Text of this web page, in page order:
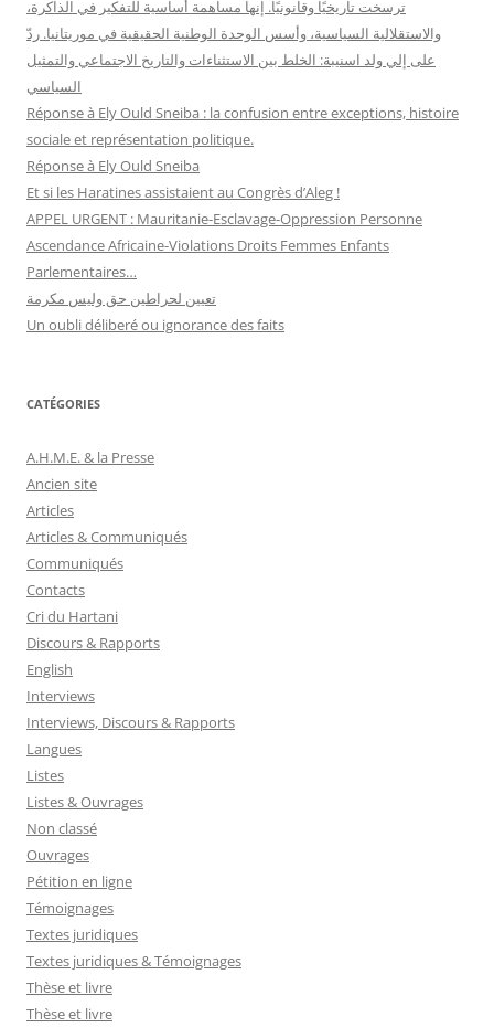
ترسخت تاريخيًا وقانونيًا. إنها مساهمة أساسية للتفكير في الذاكرة،
والاستقلالية السياسية، وأسس الوحدة الوطنية الحقيقية في موريتانيا. ردّ
على إلي ولد اسنيبة: الخلط بين الاستثناءات والتاريخ الاجتماعي والتمثيل
السياسي
Réponse à Ely Ould Sneiba : la confusion entre exceptions, histoire
sociale et représentation politique.
Réponse à Ely Ould Sneiba
Et si les Haratines assistaient au Congrès d’Aleg !
APPEL URGENT : Mauritanie-Esclavage-Oppression Personne
Ascendance Africaine-Violations Droits Femmes Enfants
Parlementaires…
تعيين لحراطين حق وليس مكرمة
Un oubli déliberé ou ignorance des faits
CATÉGORIES
A.H.M.E. & la Presse
Ancien site
Articles
Articles & Communiqués
Communiqués
Contacts
Cri du Hartani
Discours & Rapports
English
Interviews
Interviews, Discours & Rapports
Langues
Listes
Listes & Ouvrages
Non classé
Ouvrages
Pétition en ligne
Témoignages
Textes juridiques
Textes juridiques & Témoignages
Thèse et livre
Thèse et livre